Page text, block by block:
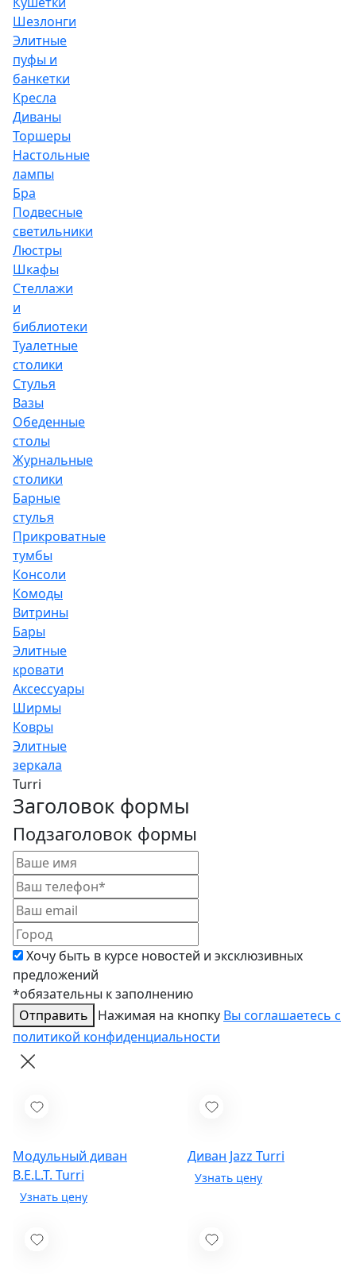
Шезлонги
Элитные
пуфы и
банкетки
Кресла
Диваны
Торшеры
Настольные
лампы
Бра
Подвесные
светильники
Люстры
Шкафы
Стеллажи
и
библиотеки
Туалетные
столики
Стулья
Вазы
Обеденные
столы
Журнальные
столики
Барные
стулья
Прикроватные
тумбы
Консоли
Комоды
Витрины
Бары
Элитные
кровати
Аксессуары
Ширмы
Ковры
Элитные
зеркала
Turri
Заголовок формы
Подзаголовок формы
Хочу быть в курсе новостей и эксклюзивных
предложений
*обязательны к заполнению
Отправить
Нажимая на кнопку Вы соглашаетесь с
политикой конфиденциальности
Модульный диван
B.E.L.T. Turri
Диван Jazz Turri